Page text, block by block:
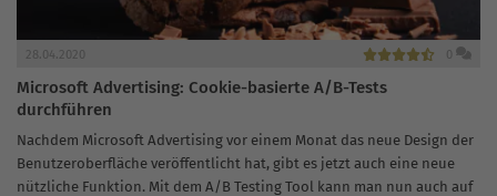
28.04.2020 0
Microsoft Advertising: Cookie-basierte A/B-Tests
durchführen
Nachdem Microsoft Advertising vor einem Monat das neue Design der
Benutzeroberfläche veröffentlicht hat, gibt es jetzt auch eine neue
nützliche Funktion. Mit dem A/B Testing Tool kann man nun auch auf